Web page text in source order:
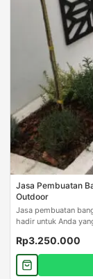
Jasa Pembuatan
Outdoor
Jasa pembuatan
hadir untuk Anda
Rp3.250.000